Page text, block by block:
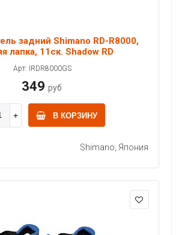
задний Shimano RD-R8000,
лапка, 11ск. Shadow RD
Арт: IRDR8000GS
349 руб
В КОРЗИНУ
Shimano, Япония